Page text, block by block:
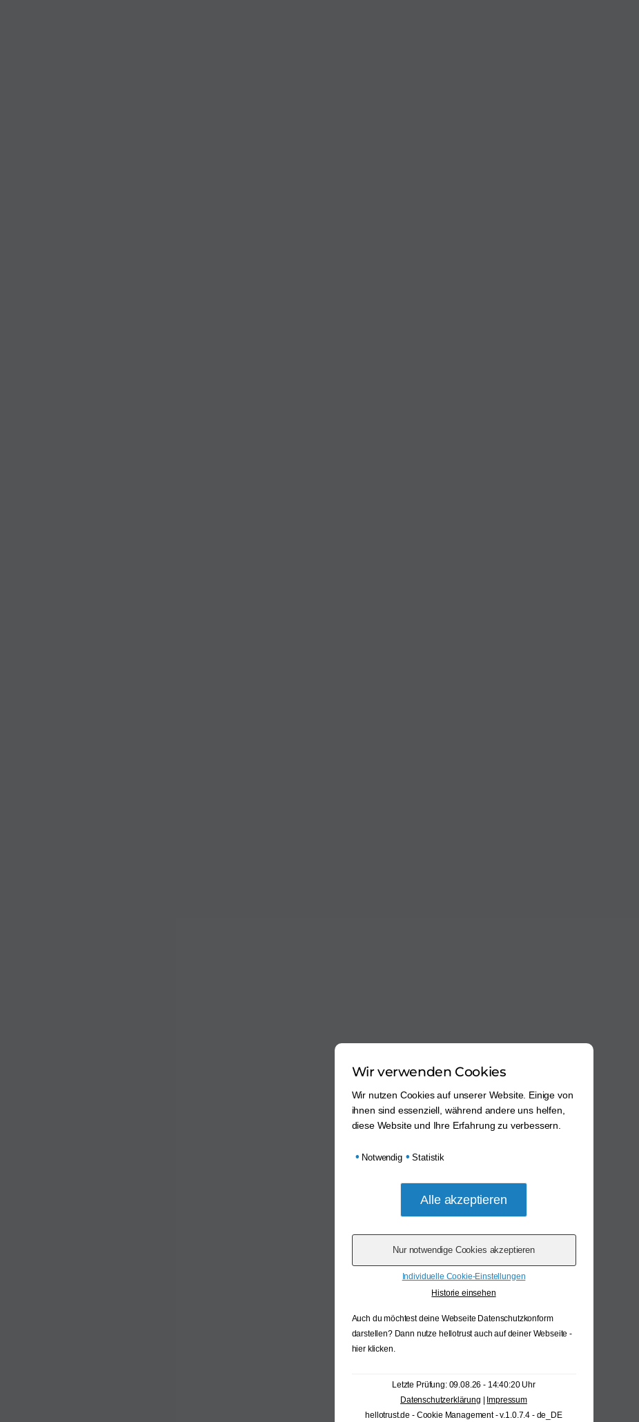
Wir verwenden Cookies
Wir nutzen Cookies auf unserer Website. Einige von
ihnen sind essenziell, während andere uns helfen,
diese Website und Ihre Erfahrung zu verbessern.
• Notwendig • Statistik
Individuelle Cookie-Einstellungen
Historie einsehen
Auch du möchtest deine Webseite Datenschutzkonform
darstellen? Dann nutze hellotrust auch auf deiner Webseite -
hier klicken.
Letzte Prüfung: 09.08.26 - 14:40:20 Uhr
Datenschutzerklärung
Impressum
hellotrust.de - Cookie Management - v.1.0.7.4 - de_DE